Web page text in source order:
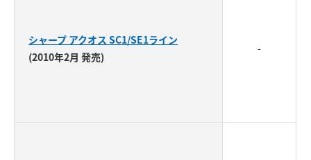
シャープ アクオス SC1/SE1ライン
(2010年2月 発売)
-